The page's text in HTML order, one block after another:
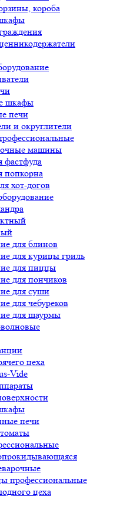
короба
шкафы
печи
и округлители
машины
фастфуда
попкорна
хот-догов
для блинов
для курицы гриль
для пиццы
для пончиков
для суши
для чебуреков
для шаурмы
цеха
Vide
печи
профессиональные
цеха